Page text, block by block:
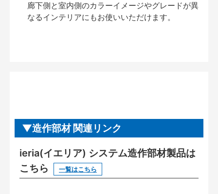
廊下側と室内側のカラーイメージやグレードが異
なるインテリアにもお使いいただけます。
造作部材 関連リンク
ieria(イエリア) システム造作部材製品は
こちら
一覧はこちら